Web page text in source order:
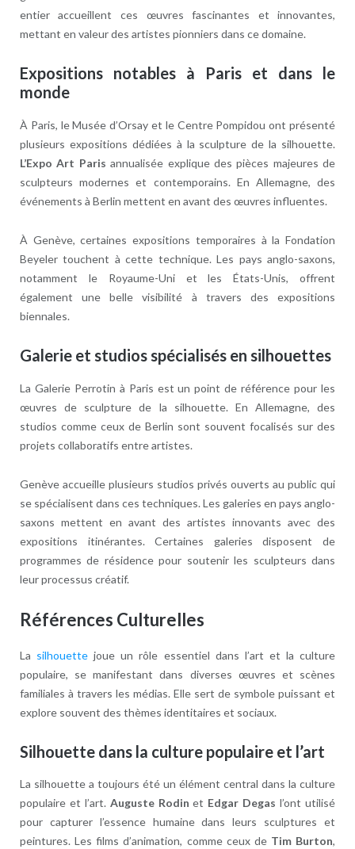
entier accueillent ces œuvres fascinantes et innovantes,
mettant en valeur des artistes pionniers dans ce domaine.
Expositions notables à Paris et dans le
monde
À Paris, le Musée d’Orsay et le Centre Pompidou ont présenté
plusieurs expositions dédiées à la sculpture de la silhouette.
L’Expo Art Paris annualisée explique des pièces majeures de
sculpteurs modernes et contemporains. En Allemagne, des
événements à Berlin mettent en avant des œuvres influentes.
À Genève, certaines expositions temporaires à la Fondation
Beyeler touchent à cette technique. Les pays anglo-saxons,
notamment le Royaume-Uni et les États-Unis, offrent
également une belle visibilité à travers des expositions
biennales.
Galerie et studios spécialisés en silhouettes
La Galerie Perrotin à Paris est un point de référence pour les
œuvres de sculpture de la silhouette. En Allemagne, des
studios comme ceux de Berlin sont souvent focalisés sur des
projets collaboratifs entre artistes.
Genève accueille plusieurs studios privés ouverts au public qui
se spécialisent dans ces techniques. Les galeries en pays anglo-
saxons mettent en avant des artistes innovants avec des
expositions itinérantes. Certaines galeries disposent de
programmes de résidence pour soutenir les sculpteurs dans
leur processus créatif.
Références Culturelles
La silhouette joue un rôle essentiel dans l’art et la culture
populaire, se manifestant dans diverses œuvres et scènes
familiales à travers les médias. Elle sert de symbole puissant et
explore souvent des thèmes identitaires et sociaux.
Silhouette dans la culture populaire et l’art
La silhouette a toujours été un élément central dans la culture
populaire et l’art. Auguste Rodin et Edgar Degas l’ont utilisé
pour capturer l’essence humaine dans leurs sculptures et
peintures. Les films d’animation, comme ceux de Tim Burton,